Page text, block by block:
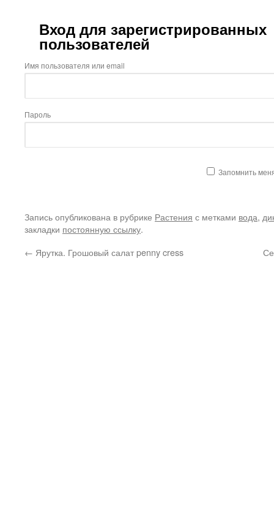
Вход для зарегистрированных
пользователей
Имя пользователя или email
Пароль
Запомнить
Запись опубликована в рубрике Растения с метками вода,
закладки постоянную ссылку.
← Ярутка. Грошовый салат penny cress